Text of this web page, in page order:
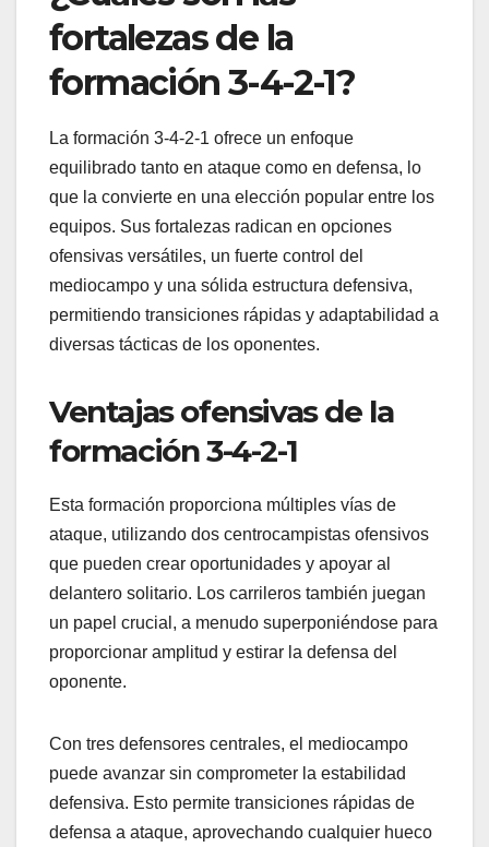
fortalezas de la
formación 3-4-2-1?
La formación 3-4-2-1 ofrece un enfoque
equilibrado tanto en ataque como en defensa, lo
que la convierte en una elección popular entre los
equipos. Sus fortalezas radican en opciones
ofensivas versátiles, un fuerte control del
mediocampo y una sólida estructura defensiva,
permitiendo transiciones rápidas y adaptabilidad a
diversas tácticas de los oponentes.
Ventajas ofensivas de la
formación 3-4-2-1
Esta formación proporciona múltiples vías de
ataque, utilizando dos centrocampistas ofensivos
que pueden crear oportunidades y apoyar al
delantero solitario. Los carrileros también juegan
un papel crucial, a menudo superponiéndose para
proporcionar amplitud y estirar la defensa del
oponente.
Con tres defensores centrales, el mediocampo
puede avanzar sin comprometer la estabilidad
defensiva. Esto permite transiciones rápidas de
defensa a ataque, aprovechando cualquier hueco